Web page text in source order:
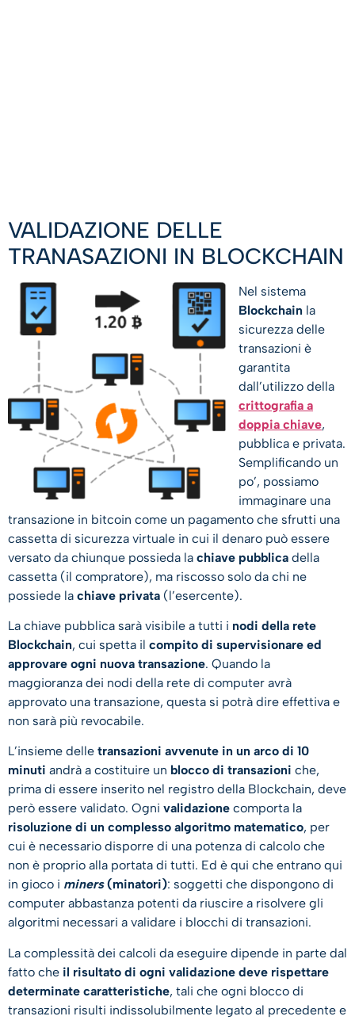
VALIDAZIONE DELLE
TRANASAZIONI IN BLOCKCHAIN
Nel sistema
Blockchain la
sicurezza delle
transazioni è
garantita
dall’utilizzo della
crittografia a
doppia chiave,
pubblica e privata.
Semplificando un
po’, possiamo
immaginare una
transazione in bitcoin come un pagamento che sfrutti una
cassetta di sicurezza virtuale in cui il denaro può essere
versato da chiunque possieda la chiave pubblica della
cassetta (il compratore), ma riscosso solo da chi ne
possiede la chiave privata (l’esercente).
La chiave pubblica sarà visibile a tutti i nodi della rete
Blockchain, cui spetta il compito di supervisionare ed
approvare ogni nuova transazione. Quando la
maggioranza dei nodi della rete di computer avrà
approvato una transazione, questa si potrà dire effettiva e
non sarà più revocabile.
L’insieme delle transazioni avvenute in un arco di 10
minuti andrà a costituire un blocco di transazioni che,
prima di essere inserito nel registro della Blockchain, deve
però essere validato. Ogni validazione comporta la
risoluzione di un complesso algoritmo matematico, per
cui è necessario disporre di una potenza di calcolo che
non è proprio alla portata di tutti. Ed è qui che entrano qui
in gioco i miners(minatori): soggetti che dispongono di
computer abbastanza potenti da riuscire a risolvere gli
algoritmi necessari a validare i blocchi di transazioni.
La complessità dei calcoli da eseguire dipende in parte dal
fatto che il risultato di ogni validazione deve rispettare
determinate caratteristiche, tali che ogni blocco di
transazioni risulti indissolubilmente legato al precedente e